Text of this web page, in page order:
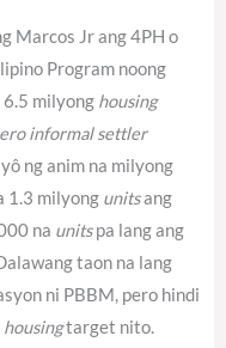
Marcos Jr ang 4PH o
Program noong
milyong housing
informal settler
ng anim na milyong
1.3 milyong unitsang
na unitspa lang ang
taon na lang
ni PBBM, pero hindi
housingtarget nito.